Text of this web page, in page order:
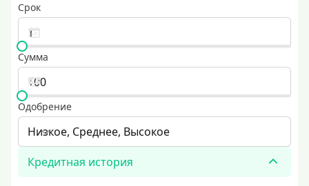
Срок
Сумма
Одобрение
Низкое, Среднее, Высокое
Кредитная история